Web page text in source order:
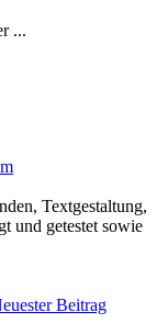
...
Textgestaltung,
und getestet sowie
Beitrag